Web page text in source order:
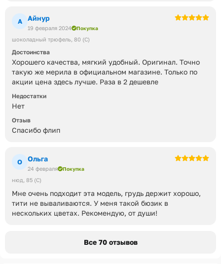
А Айнур
19 февраля 2024 Покупка
шоколадный трюфель 80 (C)
Достоинства
Хорошего качества, мягкий удобный. Оригинал. Точно
такую же мерила в официальном магазине. Только по
акции цена здесь лучше. Раза в 2 дешевле
Недостатки
Нет
Отзыв
Спасибо флип
О Ольга
24 февраля Покупка
нюд 85 (C)
Мне очень подходит эта модель, грудь держит хорошо,
тити не вываливаются. У меня такой бюзик в
нескольких цветах. Рекомендую, от души!
Все 70 отзывов